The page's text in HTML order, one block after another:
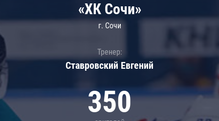
«ХК Сочи»
г. Сочи
Тренер:
Ставровский Евгений
350